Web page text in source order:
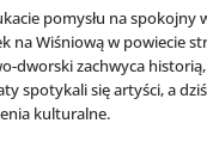
pomysłu na
na Wiśniową w powiecie
dworski zachwyca
spotykali się artyści, a
kulturalne.